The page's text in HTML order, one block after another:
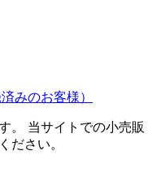
みのお客様）
。 当サイトでの小売販
ださい。